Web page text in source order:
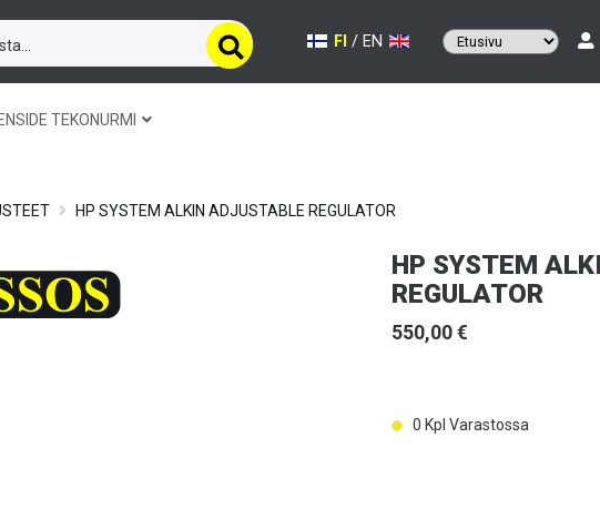
FI/ EN
TEKONURMI
HP SYSTEM ALKIN ADJUSTABLE REGULATOR
HP SYSTEM
REGULATOR
550,00 €
0 Kpl Varastossa